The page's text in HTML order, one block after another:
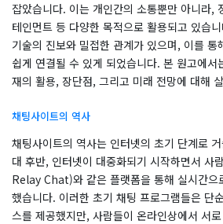
잡았습니다. 이는 개인간의 소통뿐만 아니라,
테인먼트 등 다양한 목적으로 활용되고 있습
기술의 진보와 밀접한 관계가 있으며, 이를 통
쉽게 연결될 수 있게 되었습니다. 본 원고에서
재의 활용, 장단점, 그리고 미래 전망에 대해
채팅사이트의 역사
채팅사이트의 역사는 인터넷의 초기 단계로
대 후반, 인터넷이 대중화되기 시작하면서
Relay Chat)와 같은 플랫폼을 통해 실시간으
했습니다. 이러한 초기 채팅 프로그램들은 단
스를 제공했지만, 사람들이 온라인상에서 서